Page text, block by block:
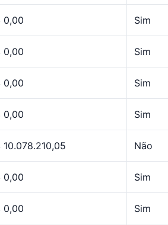
0,00 Sim
0,00 Sim
0,00 Sim
0,00 Sim
10.078.210,05 Não
0,00 Sim
0,00 Sim